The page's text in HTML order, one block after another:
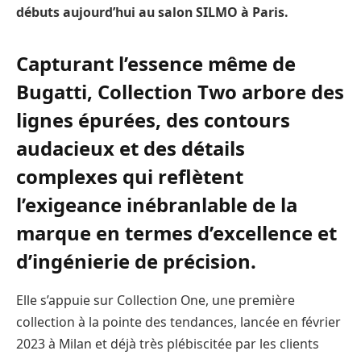
débuts aujourd’hui au salon SILMO à Paris.
Capturant l’essence même de
Bugatti, Collection Two arbore des
lignes épurées, des contours
audacieux et des détails
complexes qui reflètent
l’exigeance inébranlable de la
marque en termes d’excellence et
d’ingénierie de précision.
Elle s’appuie sur Collection One, une première
collection à la pointe des tendances, lancée en février
2023 à Milan et déjà très plébiscitée par les clients